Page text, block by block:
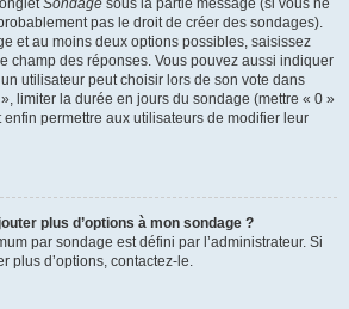
Sondage sous la partie message (si vous ne
pas le droit de créer des sondages).
et au moins deux options possibles, saisissez
champ des réponses. Vous pouvez aussi indiquer
utilisateur peut choisir lors de son vote dans
limiter la durée en jours du sondage (mettre « 0 »
permettre aux utilisateurs de modifier leur
plus d’options à mon sondage ?
par sondage est défini par l’administrateur. Si
plus d’options, contactez-le.